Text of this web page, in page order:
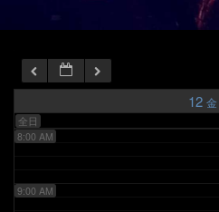
12 金
全日
6:00 AM
7:00 AM
8:00 AM
9:00 AM